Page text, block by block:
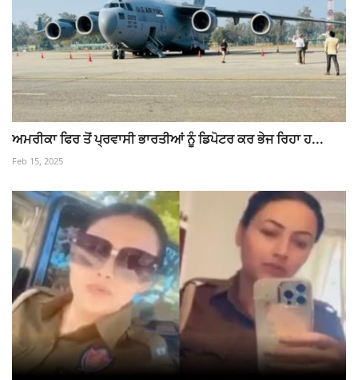
ਅਮਰੀਕਾ ਫਿਰ ਤੋਂ ਪ੍ਰਵਾਸੀ ਭਾਰਤੀਆਂ ਨੂੰ ਡਿਪੋਟਰ ਕਰ ਭੇਜ ਰਿਹਾ ਹ...
Feb 15, 2025